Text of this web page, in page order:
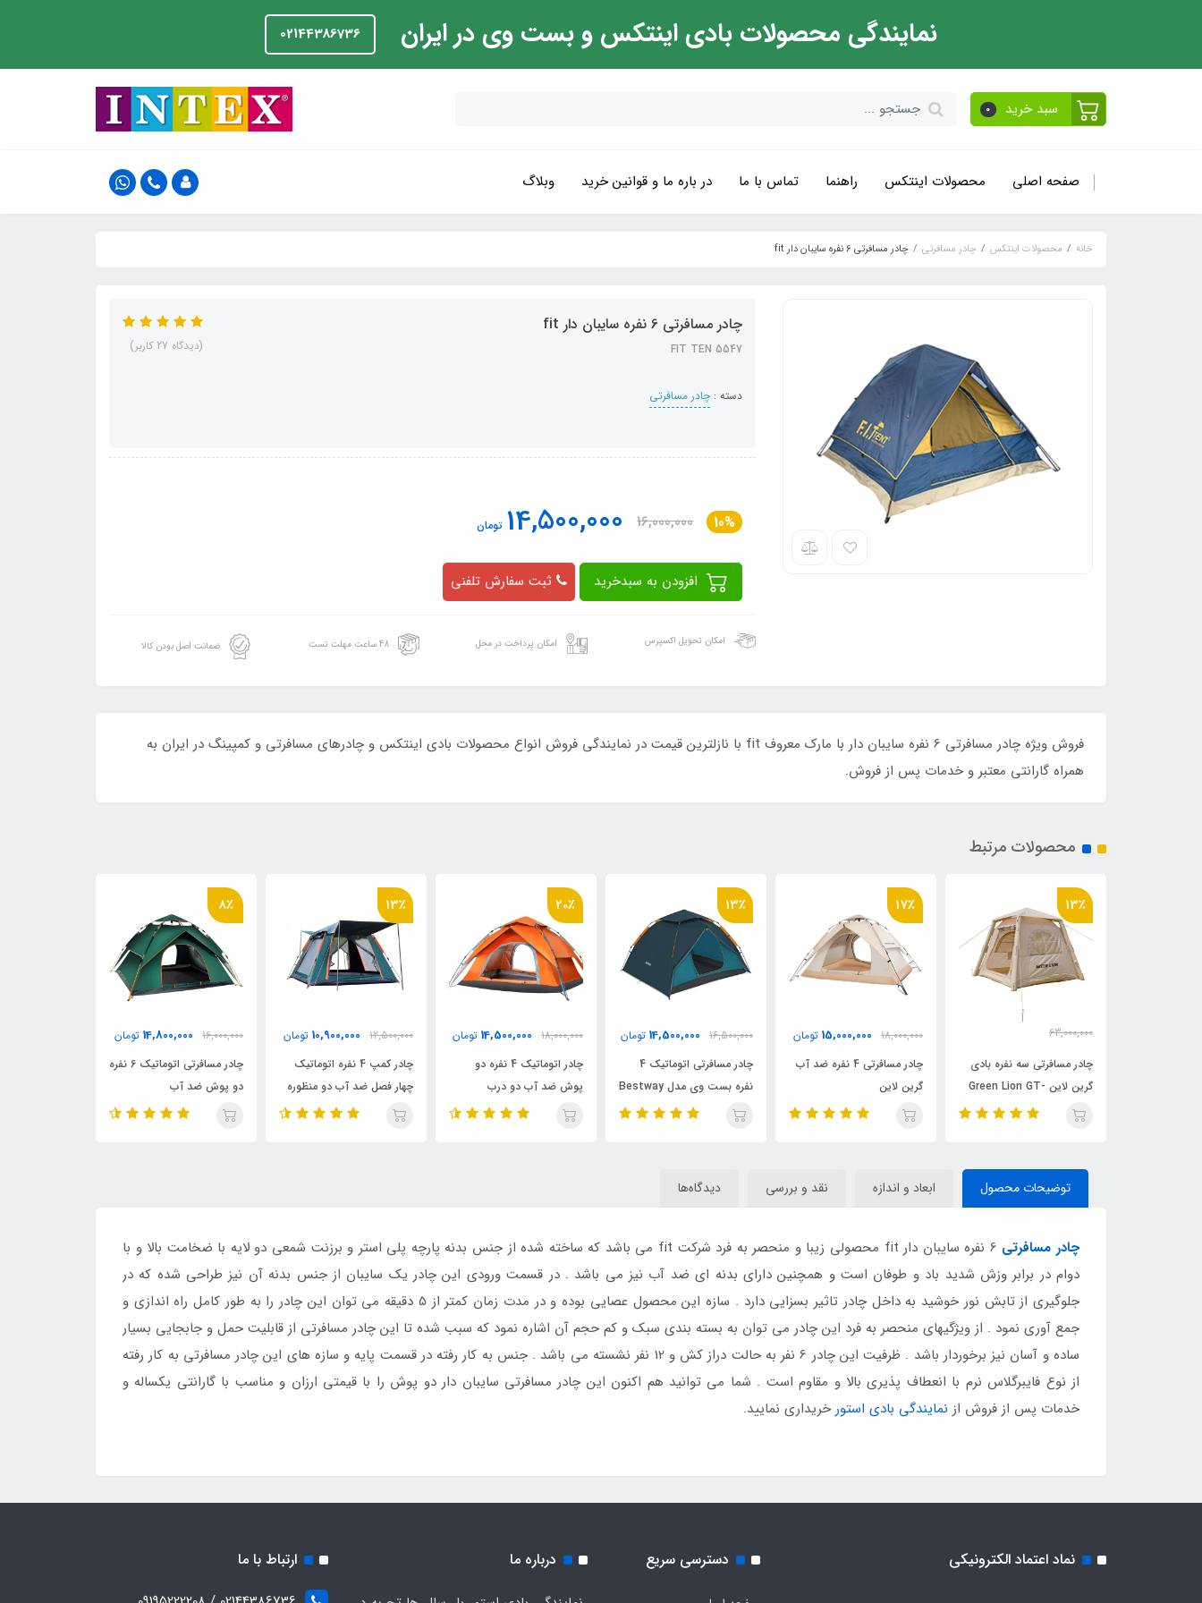
نمایندگی محصولات بادی اینتکس و بست وی در ایران 02144386736
سبد خرید 0
صفحه اصلی محصولات اینتکس راهنما تماس با ما در باره ما و قوانین خرید وبلاگ
خانه محصولات اینتکس چادر مسافرتی چادر مسافرتی 6 نفره سایبان دار fit
چادر مسافرتی 6 نفره سایبان دار fit
FIT TEN 5547
دسته : چادر مسافرتی
(دیدگاه 27 کاربر)
10%
16,000,000
14,500,000 تومان
ثبت سفارش تلفنی
امکان تحویل اکسپرس امکان پرداخت در محل 48 ساعت مهلت تست ضمانت اصل بودن کالا
فروش ویژه چادر مسافرتی 6 نفره سایبان دار با مارک معروف fit با نازلترین قیمت در نمایندگی فروش انواع محصولات بادی اینتکس و چادرهای مسافرتی و کمپینگ در ایران به
همراه گارانتی معتبر و خدمات پس از فروش.
محصولات مرتبط
17٪
18,000,000
چادر مسافرتی 4 نفره ضد آب
گرین لاین
13٪
16,500,000
14,500,000 تومان
چادر مسافرتی اتوماتیک 4
68142
20٪
18,000,000
14,500,000 تومان
چادر اتوماتیک 4 نفره دو
پوش ضد آب دو درب
13٪
12,500,000
10,900,000 تومان
چادر کمپ 4 نفره اتوماتیک
چهار فصل ضد آب دو منظوره
8٪
16,000,000
14,800,000 تومان
چادر مسافرتی اتوماتیک 6 نفره
دو پوش ضد آب
10٪
14,900,000
13,500,000 تومان
چادر مسافرتی 4 نفره کمپ دو
پوش و اتوماتیک زرمات
توضیحات محصول ابعاد و اندازه نقد و بررسی دیدگاه‌ها
چادر مسافرتی
6 نفره سایبان دار fit محصولی زیبا و منحصر به فرد شرکت fit می باشد که ساخته شده از جنس بدنه پارچه پلی استر و برزنت شمعی دو لایه با ضخامت بالا و با
دوام در برابر وزش شدید باد و طوفان است و همچنین دارای بدنه ای ضد آب نیز می باشد . در قسمت ورودی این چادر یک سایبان از جنس بدنه آن نیز طراحی شده که در
جلوگیری از تابش نور خوشید به داخل چادر تاثیر بسزایی دارد . سازه این محصول عصایی بوده و در مدت زمان کمتر از 5 دقیقه می توان این چادر را به طور کامل راه اندازی و
جمع آوری نمود . از ویژگیهای منحصر به فرد این چادر می توان به بسته بندی سبک و کم حجم آن اشاره نمود که سبب شده تا این چادر مسافرتی از قابلیت حمل و جابجایی بسیار
ساده و آسان نیز برخوردار باشد . ظرفیت این چادر 6 نفر به حالت دراز کش و 12 نفر نشسته می باشد . جنس به کار رفته در قسمت پایه و سازه های این چادر مسافرتی به کار رفته
از نوع فایبرگلاس نرم با انعطاف پذیری بالا و مقاوم است . شما می توانید هم اکنون این چادر مسافرتی سایبان دار دو پوش را با قیمتی ارزان و مناسب با گارانتی یکساله و
خدمات پس از فروش از نمایندگی بادی استور خریداری نمایید.
نماد اعتماد الکترونیکی دسترسی سریع درباره ما ارتباط با ما